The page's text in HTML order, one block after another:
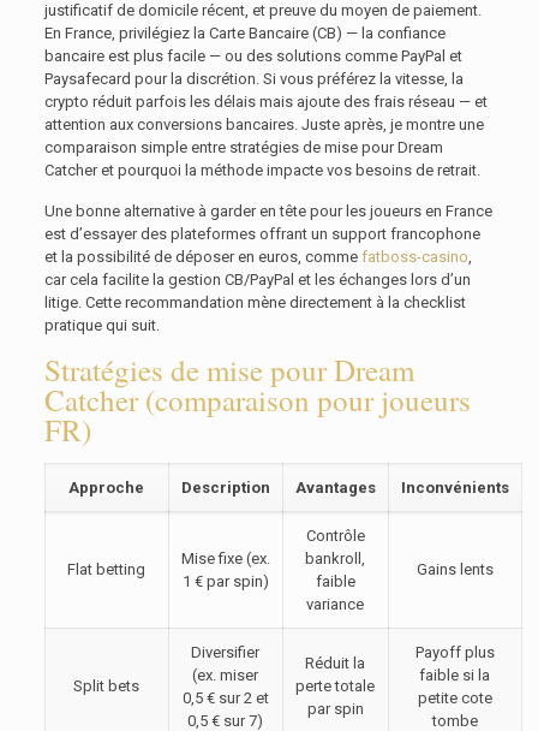
justificatif de domicile récent, et preuve du moyen de paiement.
En France, privilégiez la Carte Bancaire (CB) — la confiance
bancaire est plus facile — ou des solutions comme PayPal et
Paysafecard pour la discrétion. Si vous préférez la vitesse, la
crypto réduit parfois les délais mais ajoute des frais réseau — et
attention aux conversions bancaires. Juste après, je montre une
comparaison simple entre stratégies de mise pour Dream
Catcher et pourquoi la méthode impacte vos besoins de retrait.
Une bonne alternative à garder en tête pour les joueurs en France
est d’essayer des plateformes offrant un support francophone
et la possibilité de déposer en euros, comme fatboss-casino,
car cela facilite la gestion CB/PayPal et les échanges lors d’un
litige. Cette recommandation mène directement à la checklist
pratique qui suit.
Stratégies de mise pour Dream
Catcher (comparaison pour joueurs
FR)
Approche Description Avantages Inconvénients
Flat betting
Mise fixe (ex.
1 € par spin)
Contrôle
bankroll,
faible
variance
Gains lents
Split bets
Diversifier
(ex. miser
0,5 € sur 2 et
0,5 € sur 7)
Réduit la
perte totale
par spin
Payoff plus
faible si la
petite cote
tombe